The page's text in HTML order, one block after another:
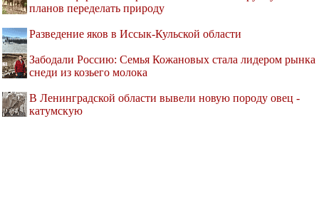
планов переделать природу
Разведение яков в Иссык-Кульской области
Забодали Россию: Семья Кожановых стала лидером рынка
снеди из козьего молока
В Ленинградской области вывели новую породу овец -
катумскую